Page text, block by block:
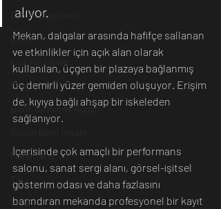
Günün Düşüneni
Çevre
Kimya
Bilim Tarihinde Bugün
Matematik
Tıp
İnsan
alıyor.
Mekan, dalgalar arasında hafifçe sallanan
ve etkinlikler için açık alan olarak
kullanılan, üçgen bir plazaya bağlanmış
üç demirli yüzer gemiden oluşuyor. Erişim
de, kıyıya bağlı ahşap bir iskeleden
sağlanıyor.
İçerisinde çok amaçlı bir performans
salonu, sanat sergi alanı, görsel-işitsel
gösterim odası ve daha fazlasını
barındıran mekanda profesyonel bir kayıt